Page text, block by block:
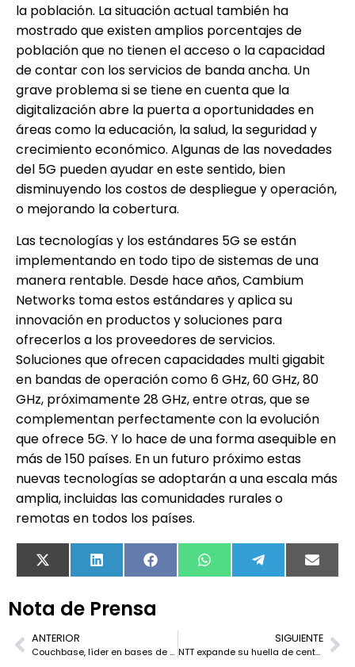
la población. La situación actual también ha
mostrado que existen amplios porcentajes de
población que no tienen el acceso o la capacidad
de contar con los servicios de banda ancha. Un
grave problema si se tiene en cuenta que la
digitalización abre la puerta a oportunidades en
áreas como la educación, la salud, la seguridad y
crecimiento económico. Algunas de las novedades
del 5G pueden ayudar en este sentido, bien
disminuyendo los costos de despliegue y operación,
o mejorando la cobertura.
Las tecnologías y los estándares 5G se están
implementando en todo tipo de sistemas de una
manera rentable. Desde hace años, Cambium
Networks toma estos estándares y aplica su
innovación en productos y soluciones para
ofrecerlos a los proveedores de servicios.
Soluciones que ofrecen capacidades multi gigabit
en bandas de operación como 6 GHz, 60 GHz, 80
GHz, próximamente 28 GHz, entre otras, que se
complementan perfectamente con la evolución
que ofrece 5G. Y lo hace de una forma asequible en
más de 150 países. En un futuro próximo estas
nuevas tecnologías se adoptarán a una escala más
amplia, incluidas las comunidades rurales o
remotas en todos los países.
X
(Twitter)
LinkedIn FacebookWhatsApp TelegramEmail
Nota de Prensa
ANTERIOR
Couchbase, líder en bases de datos NoSQL según el último informe elaborado por Altoros
SIGUIENTE
NTT expande su huella de centro de datos en un 20%